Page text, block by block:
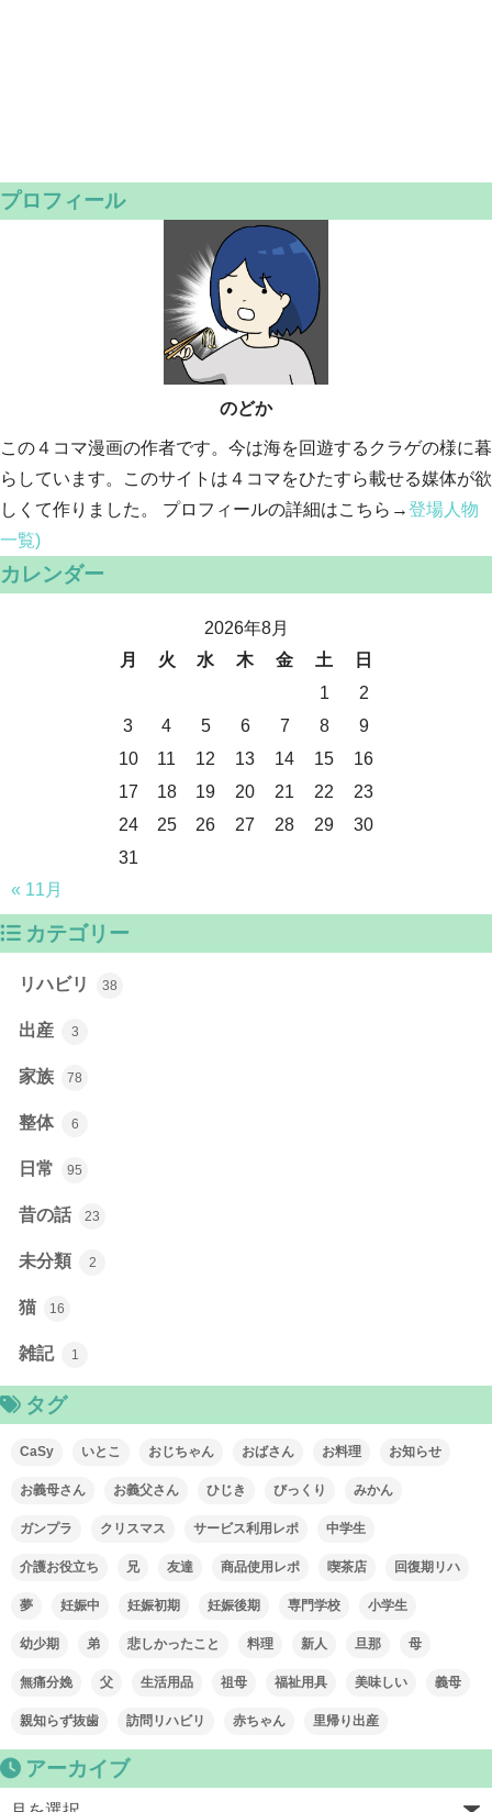
プロフィール
のどか
この４コマ漫画の作者です。今は海を回遊するクラゲの様に暮
らしています。このサイトは４コマをひたすら載せる媒体が欲
しくて作りました。 プロフィールの詳細はこちら→登場人物
一覧)
カレンダー
2026年8月
月
火 水 木 金 土
日
1
2
3
4 5 6 7 8
9
10
11 12 13 14 15
16
17
18 19 20 21 22
23
24
25 26 27 28 29
30
31
« 11月
カテゴリー
リハビリ 38
出産 3
家族 78
整体 6
日常 95
昔の話 23
未分類 2
猫 16
雑記 1
タグ
CaSy いとこ おじちゃん おばさん お料理 お知らせ
お義母さん お義父さん ひじき びっくり みかん
ガンプラ クリスマス サービス利用レポ 中学生
介護お役立ち 兄 友達 商品使用レポ 喫茶店 回復期リハ
夢 妊娠中 妊娠初期 妊娠後期 専門学校 小学生
幼少期 弟 悲しかったこと 料理 新人 旦那 母
無痛分娩 父 生活用品 祖母 福祉用具 美味しい 義母
親知らず抜歯 訪問リハビリ 赤ちゃん 里帰り出産
アーカイブ